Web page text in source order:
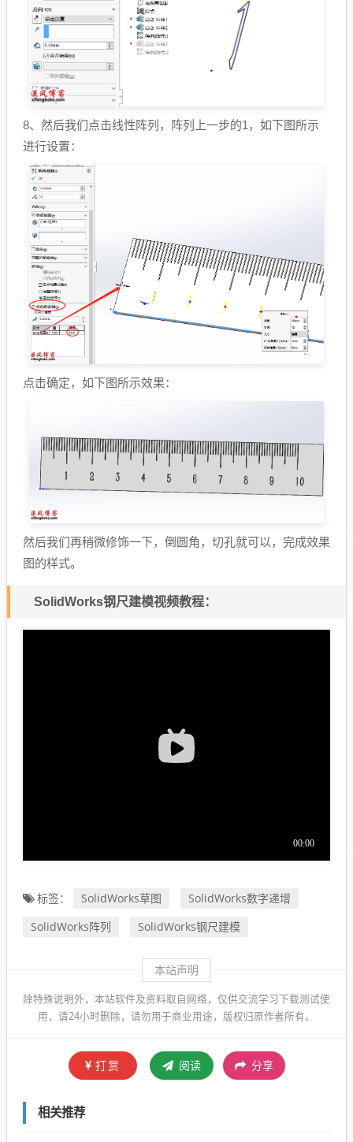
8、然后我们点击线性阵列，阵列上一步的1，如下图所示
进行设置：
点击确定，如下图所示效果：
然后我们再稍微修饰一下，倒圆角，切孔就可以，完成效果
图的样式。
SolidWorks钢尺建模视频教程：
标签： SolidWorks草图
SolidWorks数字递增
SolidWorks阵列
SolidWorks钢尺建模
本站声明
除特殊说明外，本站软件及资料取自网络，仅供交流学习下载测试使
用，请24小时删除，请勿用于商业用途，版权归原作者所有。
打赏 阅读 分享
相关推荐